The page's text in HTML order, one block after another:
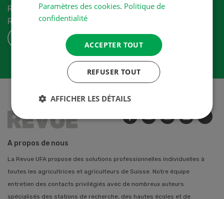
Recevez les dernières nouvelles du monde de la
Revue-UFA.
S'ABONNER
A propos de nous
La Revue UFA propose des solutions professionnelles individuelles à
toutes les agricultrices et agriculteurs de Suisse. Notre équipe
entretien des contacts privilégiés avec de nombreux auteurs
spécialisés des stations de recherche, des hautes écoles et de
Paramètres des cookies. Politique de
confidentialité
ACCEPTER TOUT
REFUSER TOUT
AFFICHER LES DÉTAILS